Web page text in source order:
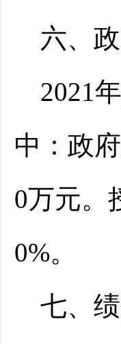
六、
2021
中：政
0万元。
0%。
七、